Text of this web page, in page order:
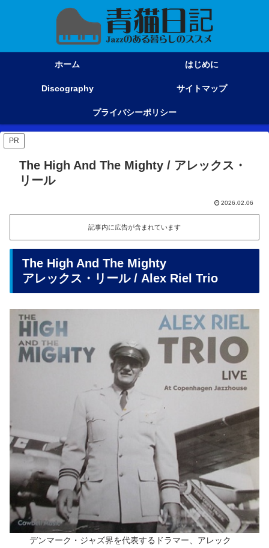
ホーム はじめに
Discography サイトマップ
プライバシーポリシー
PR
The High And The Mighty / アレックス・
リール
2026.02.06
記事内に広告が含まれています
The High And The Mighty
アレックス・リール / Alex Riel Trio
デンマーク・ジャズ界を代表するドラマー、アレック